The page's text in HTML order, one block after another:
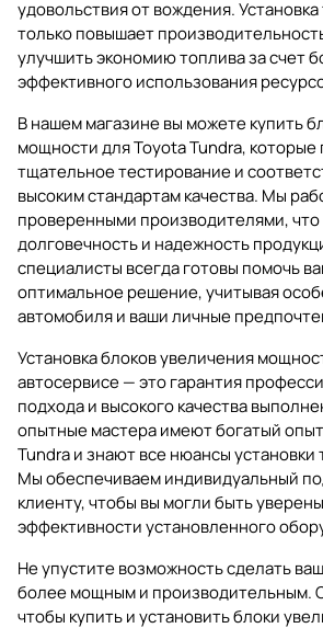
удовольствия от вождения.
только повышает
улучшить экономию топлива за счет
эффективного использования
В нашем магазине вы можете купить
мощности для Toyota Tundra,
тщательное тестирование и
высоким стандартам качества. Мы
проверенными производителями, что
долговечность и надежность
специалисты всегда готовы помочь
оптимальное решение, учитывая
автомобиля и ваши личные
Установка блоков увеличения
автосервисе — это гарантия
подхода и высокого качества
опытные мастера имеют богатый
Tundra и знают все нюансы установки
Мы обеспечиваем индивидуальный
клиенту, чтобы вы могли быть
эффективности установленного
Не упустите возможность сделать
более мощным и производительным.
чтобы купить и установить блоки